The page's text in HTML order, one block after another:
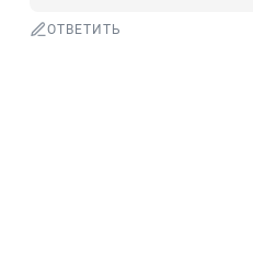
ОТВЕТИТЬ